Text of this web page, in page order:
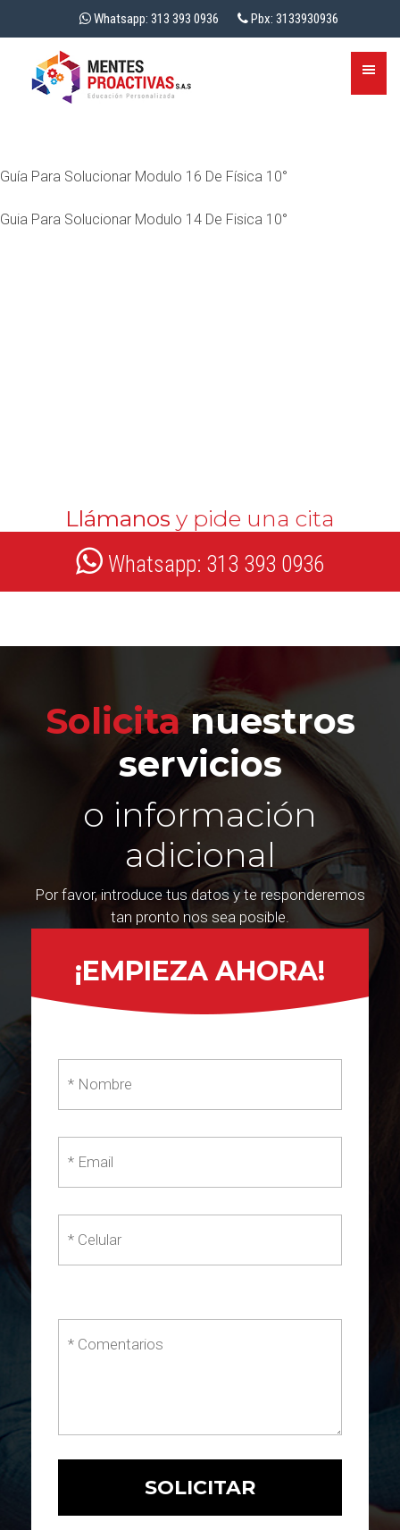
Whatsapp: 313 393 0936 Pbx: 3133930936
Guía Para Solucionar Modulo 16 De Física 10°
Guia Para Solucionar Modulo 14 De Fisica 10°
Llámanos y pide una cita
Whatsapp: 313 393 0936
Solicitanuestros
servicios
o información
adicional
Por favor, introduce tus datos y te responderemos
tan pronto nos sea posible.
¡EMPIEZA AHORA!